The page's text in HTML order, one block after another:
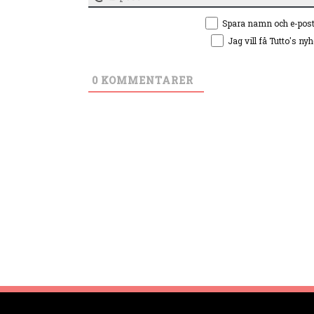
Spara namn och e-
Jag vill få Tutto's
0KOMMENTARER